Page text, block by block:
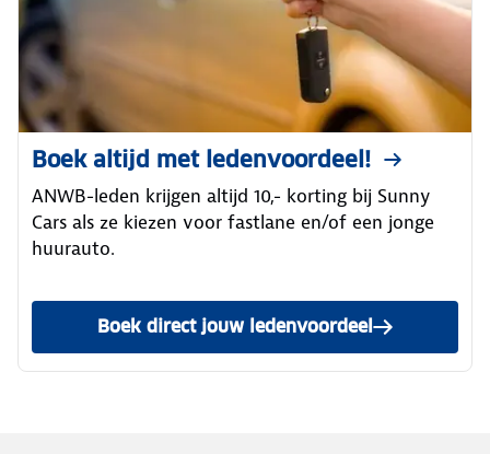
Boek altijd met ledenvoordeel!
ANWB-leden krijgen altijd 10,- korting bij Sunny
Cars als ze kiezen voor fastlane en/of een jonge
huurauto.
Boek direct jouw ledenvoordeel